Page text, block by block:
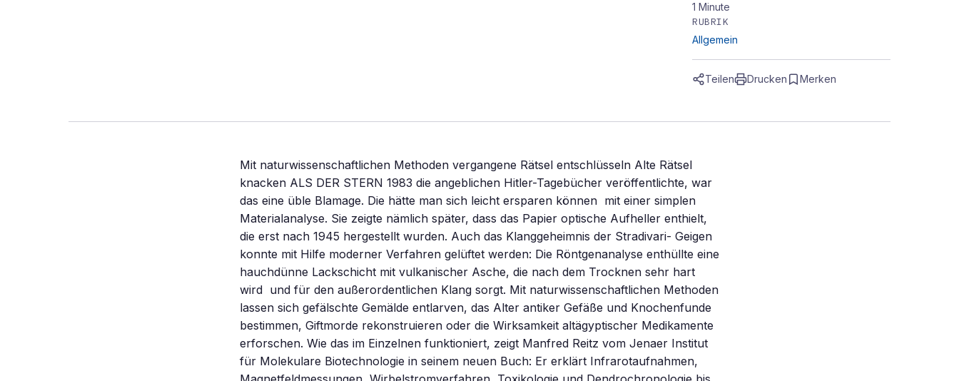
1 Minute
RUBRIK
Allgemein
Teilen Drucken Merken
Mit naturwissenschaftlichen Methoden vergangene Rätsel entschlüsseln Alte Rätsel
knacken ALS DER STERN 1983 die angeblichen Hitler-Tagebücher veröffentlichte, war
das eine üble Blamage. Die hätte man sich leicht ersparen können  mit einer simplen
Materialanalyse. Sie zeigte nämlich später, dass das Papier optische Aufheller enthielt,
die erst nach 1945 hergestellt wurden. Auch das Klanggeheimnis der Stradivari- Geigen
konnte mit Hilfe moderner Verfahren gelüftet werden: Die Röntgenanalyse enthüllte eine
hauchdünne Lackschicht mit vulkanischer Asche, die nach dem Trocknen sehr hart
wird  und für den außerordentlichen Klang sorgt. Mit naturwissenschaftlichen Methoden
lassen sich gefälschte Gemälde entlarven, das Alter antiker Gefäße und Knochenfunde
bestimmen, Giftmorde rekonstruieren oder die Wirksamkeit altägyptischer Medikamente
erforschen. Wie das im Einzelnen funktioniert, zeigt Manfred Reitz vom Jenaer Institut
für Molekulare Biotechnologie in seinem neuen Buch: Er erklärt Infrarotaufnahmen,